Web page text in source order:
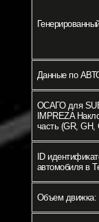
Данные по
ОСАГО для
IMPREZA
часть (GR, GH,
ID
автомобиля в
Объем движка: